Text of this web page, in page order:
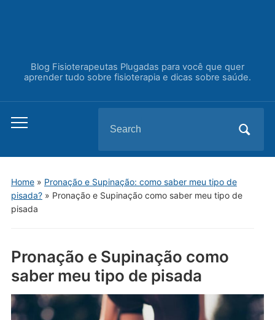
Blog Fisioterapeutas Plugadas para você que quer
aprender tudo sobre fisioterapia e dicas sobre saúde.
Toggle
menu
for:
Home» Pronação e Supinação: como saber meu tipo de
pisada?» Pronação e Supinação como saber meu tipo de
pisada
Pronação e Supinação como
saber meu tipo de pisada